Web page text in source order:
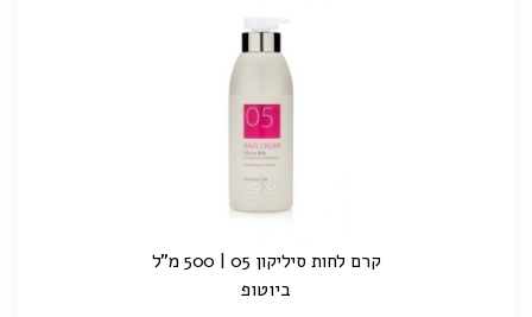
קרם לחות סיליקון 05 | 500 מ"ל
ביוטופ